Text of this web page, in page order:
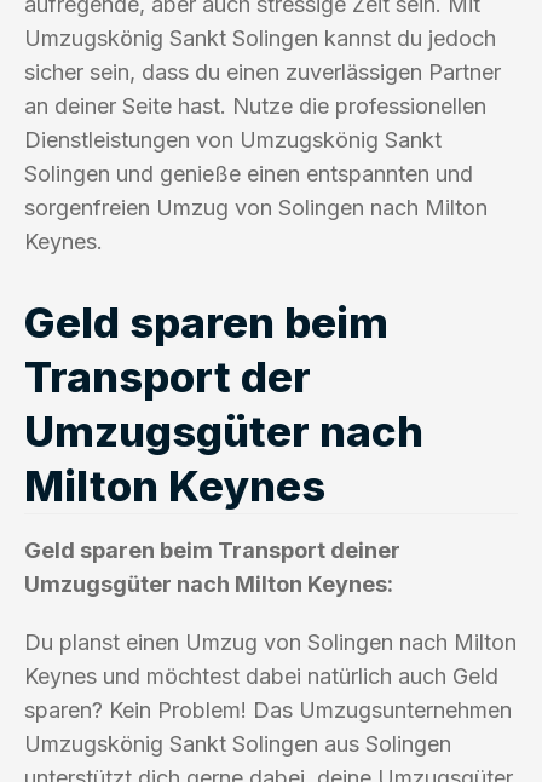
Umzugskönig Sankt Solingen kannst du jedoch
sicher sein, dass du einen zuverlässigen Partner
an deiner Seite hast. Nutze die professionellen
Dienstleistungen von Umzugskönig Sankt
Solingen und genieße einen entspannten und
sorgenfreien Umzug von Solingen nach Milton
Keynes.
Geld sparen beim
Transport der
Umzugsgüter nach
Milton Keynes
Geld sparen beim Transport deiner
Umzugsgüter nach Milton Keynes:
Du planst einen Umzug von Solingen nach Milton
Keynes und möchtest dabei natürlich auch Geld
sparen? Kein Problem! Das Umzugsunternehmen
Umzugskönig Sankt Solingen aus Solingen